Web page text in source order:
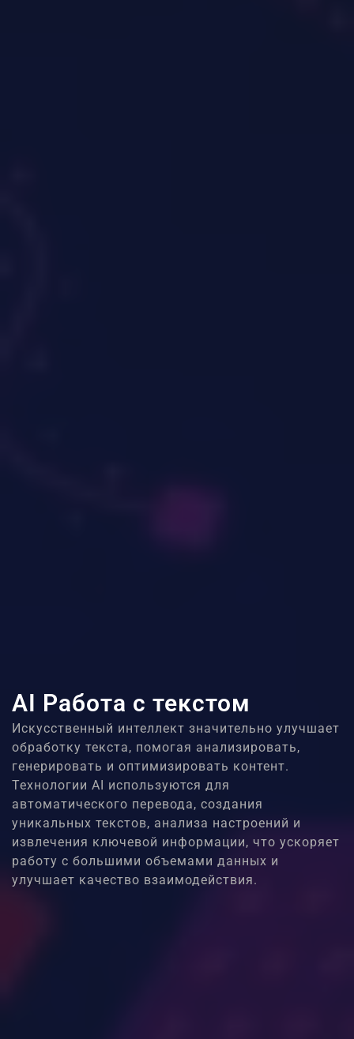
AI Работа с текстом
Искусственный интеллект значительно улучшает
обработку текста, помогая анализировать,
генерировать и оптимизировать контент.
Технологии AI используются для
автоматического перевода, создания
уникальных текстов, анализа настроений и
извлечения ключевой информации, что ускоряет
работу с большими объемами данных и
улучшает качество взаимодействия.